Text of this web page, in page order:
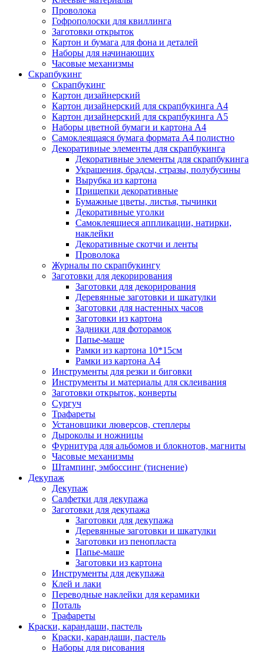
Проволока
Гофрополоски для квиллинга
Заготовки открыток
Картон и бумага для фона и деталей
Наборы для начинающих
Часовые механизмы
Скрапбукинг
Скрапбукинг
Картон дизайнерский
Картон дизайнерский для скрапбукинга А4
Картон дизайнерский для скрапбукинга А5
Наборы цветной бумаги и картона А4
Самоклеящаяся бумага формата А4 полистно
Декоративные элементы для скрапбукинга
Декоративные элементы для скрапбукинга
Украшения, брадсы, стразы, полубусины
Вырубка из картона
Прищепки декоративные
Бумажные цветы, листья, тычинки
Декоративные уголки
Самоклеящиеся аппликации, натирки,
наклейки
Декоративные скотчи и ленты
Проволока
Журналы по скрапбукингу
Заготовки для декорирования
Заготовки для декорирования
Деревянные заготовки и шкатулки
Заготовки для настенных часов
Заготовки из картона
Задники для фоторамок
Папье-маше
Рамки из картона 10*15см
Рамки из картона А4
Инструменты для резки и биговки
Инструменты и материалы для склеивания
Заготовки открыток, конверты
Сургуч
Трафареты
Установщики люверсов, степлеры
Дыроколы и ножницы
Фурнитура для альбомов и блокнотов, магниты
Часовые механизмы
Штампинг, эмбоссинг (тиснение)
Декупаж
Декупаж
Салфетки для декупажа
Заготовки для декупажа
Заготовки для декупажа
Деревянные заготовки и шкатулки
Заготовки из пенопласта
Папье-маше
Заготовки из картона
Инструменты для декупажа
Клей и лаки
Переводные наклейки для керамики
Поталь
Трафареты
Краски, карандаши, пастель
Краски, карандаши, пастель
Наборы для рисования